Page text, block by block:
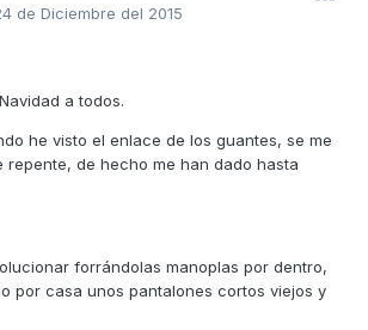
de Diciembre del 2015
a todos.
he visto el enlace de los guantes, se me
repente, de hecho me han dado hasta
forrándolas manoplas por dentro,
por casa unos pantalones cortos viejos y